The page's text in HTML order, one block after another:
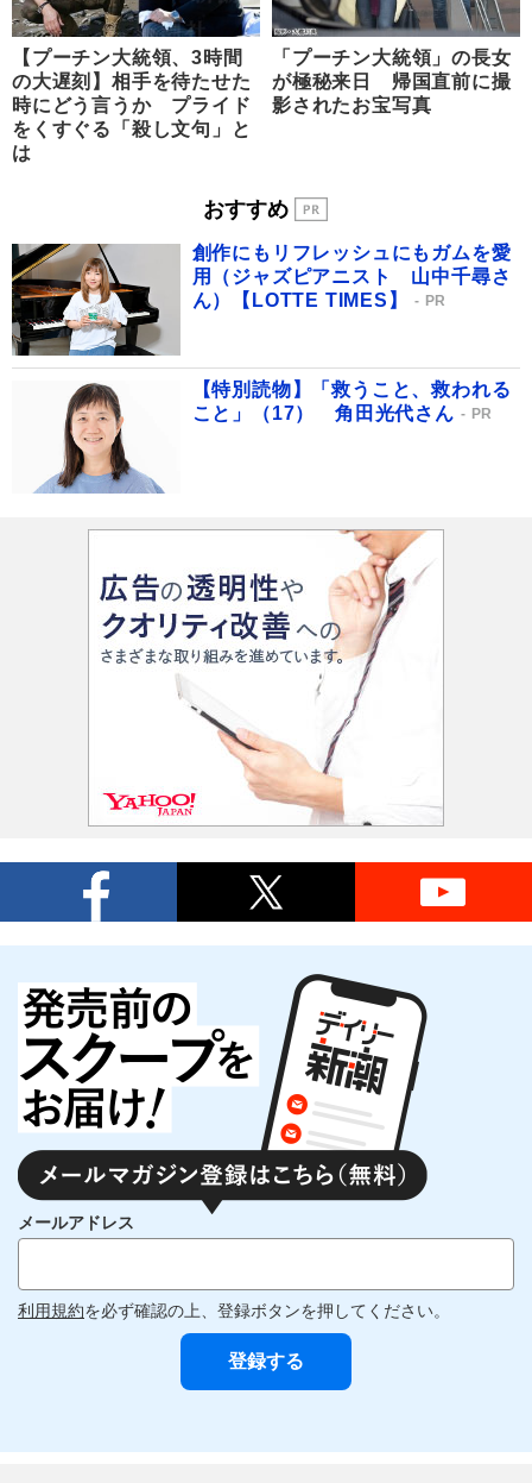
【プーチン大統領、3時間
の大遅刻】相手を待たせた
時にどう言うか プライド
をくすぐる「殺し文句」と
は
「プーチン大統領」の長女
が極秘来日 帰国直前に撮
影されたお宝写真
おすすめ
創作にもリフレッシュにもガムを愛
用（ジャズピアニスト 山中千尋さ
ん）【LOTTE TIMES】
PR
【特別読物】「救うこと、救われる
こと」（17） 角田光代さん
PR
メールアドレス
利用規約を必ず確認の上、登録ボタンを押してください。